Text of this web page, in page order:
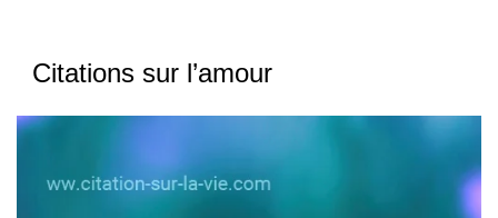
Citations sur l’amour